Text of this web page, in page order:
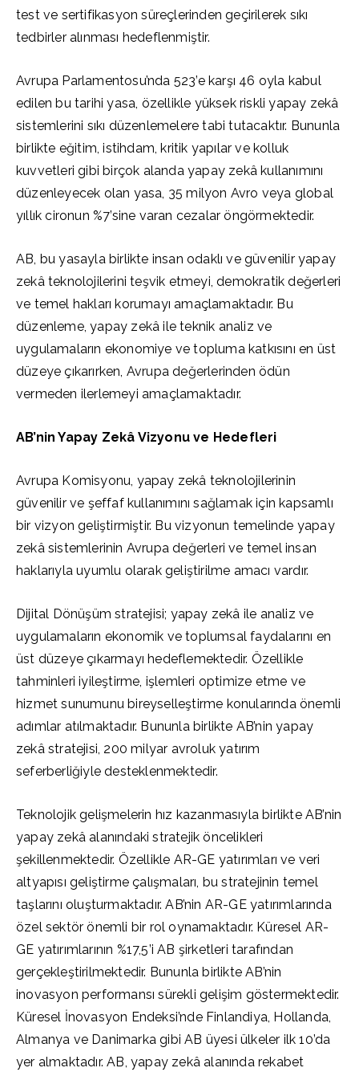
test ve sertifikasyon süreçlerinden geçirilerek sıkı
tedbirler alınması hedeflenmiştir.
Avrupa Parlamentosu’nda 523’e karşı 46 oyla kabul
edilen bu tarihi yasa, özellikle yüksek riskli yapay zekâ
sistemlerini sıkı düzenlemelere tabi tutacaktır. Bununla
birlikte eğitim, istihdam, kritik yapılar ve kolluk
kuvvetleri gibi birçok alanda yapay zekâ kullanımını
düzenleyecek olan yasa, 35 milyon Avro veya global
yıllık cironun %7’sine varan cezalar öngörmektedir.
AB, bu yasayla birlikte insan odaklı ve güvenilir yapay
zekâ teknolojilerini teşvik etmeyi, demokratik değerleri
ve temel hakları korumayı amaçlamaktadır. Bu
düzenleme, yapay zekâ ile teknik analiz ve
uygulamaların ekonomiye ve topluma katkısını en üst
düzeye çıkarırken, Avrupa değerlerinden ödün
vermeden ilerlemeyi amaçlamaktadır.
AB’nin Yapay Zekâ Vizyonu ve Hedefleri
Avrupa Komisyonu, yapay zekâ teknolojilerinin
güvenilir ve şeffaf kullanımını sağlamak için kapsamlı
bir vizyon geliştirmiştir. Bu vizyonun temelinde yapay
zekâ sistemlerinin Avrupa değerleri ve temel insan
haklarıyla uyumlu olarak geliştirilme amacı vardır.
Dijital Dönüşüm stratejisi; yapay zekâ ile analiz ve
uygulamaların ekonomik ve toplumsal faydalarını en
üst düzeye çıkarmayı hedeflemektedir. Özellikle
tahminleri iyileştirme, işlemleri optimize etme ve
hizmet sunumunu bireyselleştirme konularında önemli
adımlar atılmaktadır. Bununla birlikte AB’nin yapay
zekâ stratejisi, 200 milyar avroluk yatırım
seferberliğiyle desteklenmektedir.
Teknolojik gelişmelerin hız kazanmasıyla birlikte AB’nin
yapay zekâ alanındaki stratejik öncelikleri
şekillenmektedir. Özellikle AR-GE yatırımları ve veri
altyapısı geliştirme çalışmaları, bu stratejinin temel
taşlarını oluşturmaktadır. AB’nin AR-GE yatırımlarında
özel sektör önemli bir rol oynamaktadır. Küresel AR-
GE yatırımlarının %17,5’i AB şirketleri tarafından
gerçekleştirilmektedir. Bununla birlikte AB’nin
inovasyon performansı sürekli gelişim göstermektedir.
Küresel İnovasyon Endeksi’nde Finlandiya, Hollanda,
Almanya ve Danimarka gibi AB üyesi ülkeler ilk 10’da
yer almaktadır. AB, yapay zekâ alanında rekabet